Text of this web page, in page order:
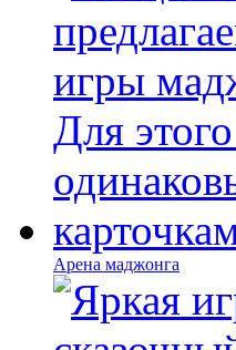
Арена маджонга